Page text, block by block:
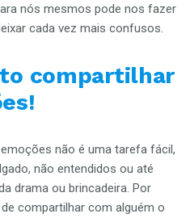
nós mesmos pode nos fazer
cada vez mais confusos.
compartilhar
não é uma tarefa fácil,
não entendidos ou até
drama ou brincadeira. Por
compartilhar com alguém o